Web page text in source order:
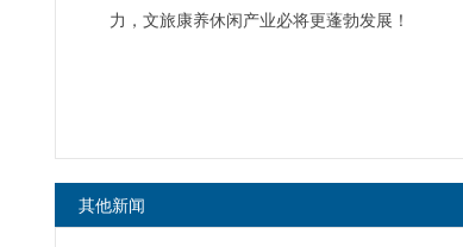
力，文旅康养休闲产业必将更蓬勃发展！
其他新闻